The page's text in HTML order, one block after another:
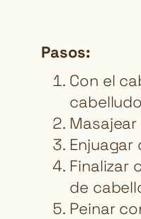
Pasos:
Con el
Enjuagar
Finalizar
de
Peinar